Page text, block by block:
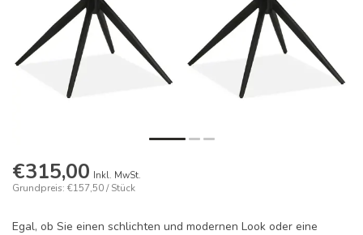
€315,00 Inkl. MwSt.
Grundpreis: €157,50 / Stück
Egal, ob Sie einen schlichten und modernen Look oder eine